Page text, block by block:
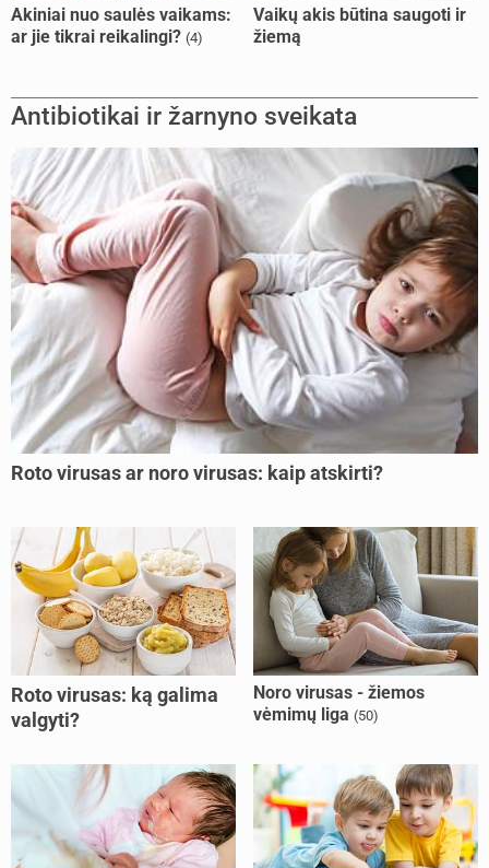
Akiniai nuo saulės vaikams:
ar jie tikrai reikalingi? (4)
Vaikų akis būtina saugoti ir
žiemą
Antibiotikai ir žarnyno sveikata
Roto virusas ar noro virusas: kaip atskirti?
Roto virusas: ką galima
valgyti?
Noro virusas - žiemos
vėmimų liga (50)